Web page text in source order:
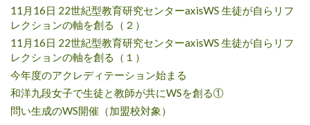
11月16日 22世紀型教育研究センターaxisWS 生徒が自らリフ
レクションの軸を創る（２）
11月16日 22世紀型教育研究センターaxisWS 生徒が自らリフ
レクションの軸を創る（１）
今年度のアクレディテーション始まる
和洋九段女子で生徒と教師が共にWSを創る①
問い生成のWS開催（加盟校対象）